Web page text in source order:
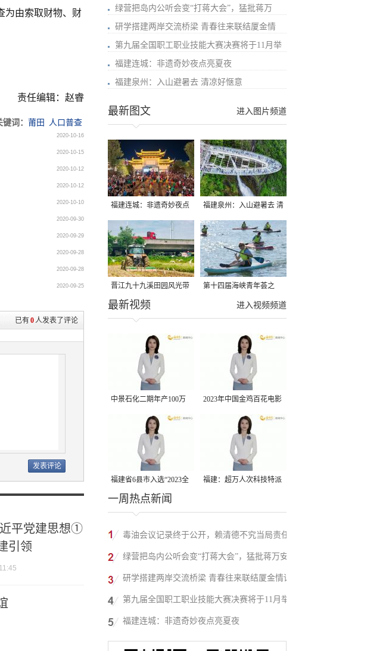
为由索取财物、财
责任编辑：赵睿
键词： 莆田
人口普查
2020-10-16
2020-10-15
2020-10-12
2020-10-12
2020-10-10
2020-09-30
2020-09-29
2020-09-28
2020-09-28
2020-09-25
已有0人发表了评论
平党建思想①
引领
绿营把岛内公听会变“打蒋大会”，猛批蒋万
研学搭建两岸交流桥梁 青春往来联结厦金情
第九届全国职工职业技能大赛决赛将于11月举
福建连城：非遗奇妙夜点亮夏夜
福建泉州：入山避暑去 清凉好惬意
进入图片频道
最新图文
福建连城：非遗奇妙夜点
亮夏夜
福建泉州：入山避暑去 清
凉好惬意
晋江九十九溪田园风光带
千亩早稻迎来成熟收割季
第十四届海峡青年荟之
2026榕台青年大学生水上
进入视频频道
最新视频
中景石化二期年产100万
吨丙烷脱氢项目建成中交
2023年中国金鸡百花电影
节有福电影巡展31日启动
福建省6县市入选“2023全
国县域发展潜力百强县”
福建：超万人次科技特派
一周热点新闻
毒油会议记录终于公开，赖清德不究当局责任
反甩锅卢秀燕，蓝营点名责任官员要求撤职下
绿营把岛内公听会变“打蒋大会”，猛批蒋万安
废除监察机构主张，遭蓝营搬出蔡英文、赖清
研学搭建两岸交流桥梁 青春往来联结厦金情谊
第九届全国职工职业技能大赛决赛将于11月举
行
福建连城：非遗奇妙夜点亮夏夜